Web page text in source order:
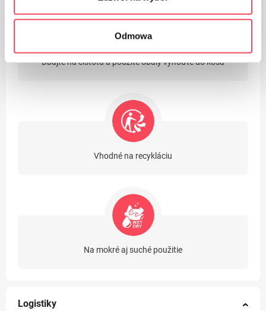
Odmowa
Dbajte na čistotu a použité obaly vyhoďte do koša
Vhodné na recykláciu
Na mokré aj suché použitie
Logistiky